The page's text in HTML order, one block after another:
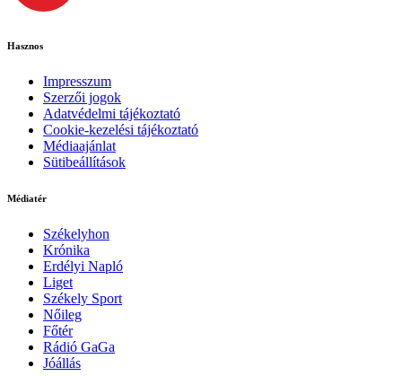
Hasznos
Impresszum
Szerzői jogok
Adatvédelmi tájékoztató
Cookie-kezelési tájékoztató
Médiaajánlat
Sütibeállítások
Médiatér
Székelyhon
Krónika
Erdélyi Napló
Liget
Székely Sport
Nőileg
Főtér
Rádió GaGa
Jóállás